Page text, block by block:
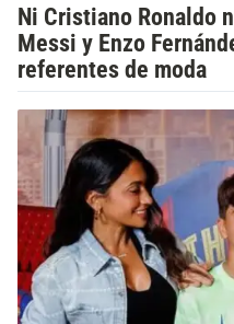
Ni Cristiano Ronaldo
Messi y Enzo
referentes de moda